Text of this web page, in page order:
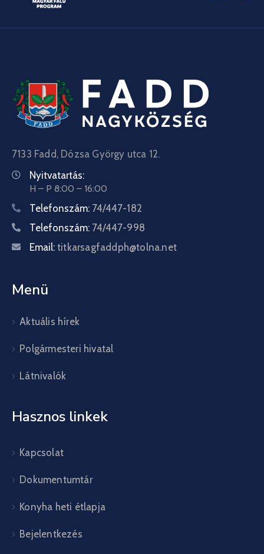
7133 Fadd, Dózsa György utca 12.
Nyitvatartás:
H – P 8:00 – 16:00
Telefonszám: 74/447-182
Telefonszám: 74/447-998
Email: titkarsagfaddph@tolna.net
Menü
Aktuális hírek
Polgármesteri hivatal
Látnivalók
Hasznos linkek
Kapcsolat
Dokumentumtár
Konyha heti étlapja
Bejelentkezés